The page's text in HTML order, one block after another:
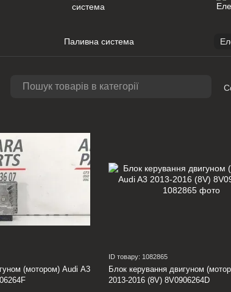
Паливна система
(мотором) Audi A3
ID товару: 1082865
Блок керування двигуном
2013-2016 (8V) 8V0906264D